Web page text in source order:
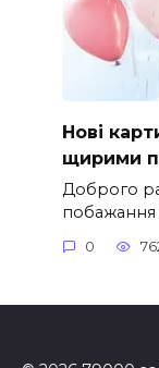
Нові
щирими
Доброго
0